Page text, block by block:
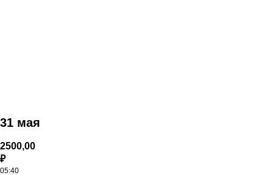
31 мая
2500,00
₽
05:40